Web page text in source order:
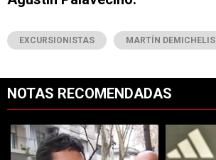
EXCURSIONISTAS MARTÍN DEMICHELIS
NOTAS RECOMENDADAS
Un artículo de tendencia con el títuloUn